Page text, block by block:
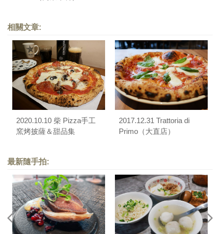
相關文章:
2020.10.10 柴 Pizza手工
窯烤披薩＆甜品集
2017.12.31 Trattoria di
Primo（大直店）
最新隨手拍: